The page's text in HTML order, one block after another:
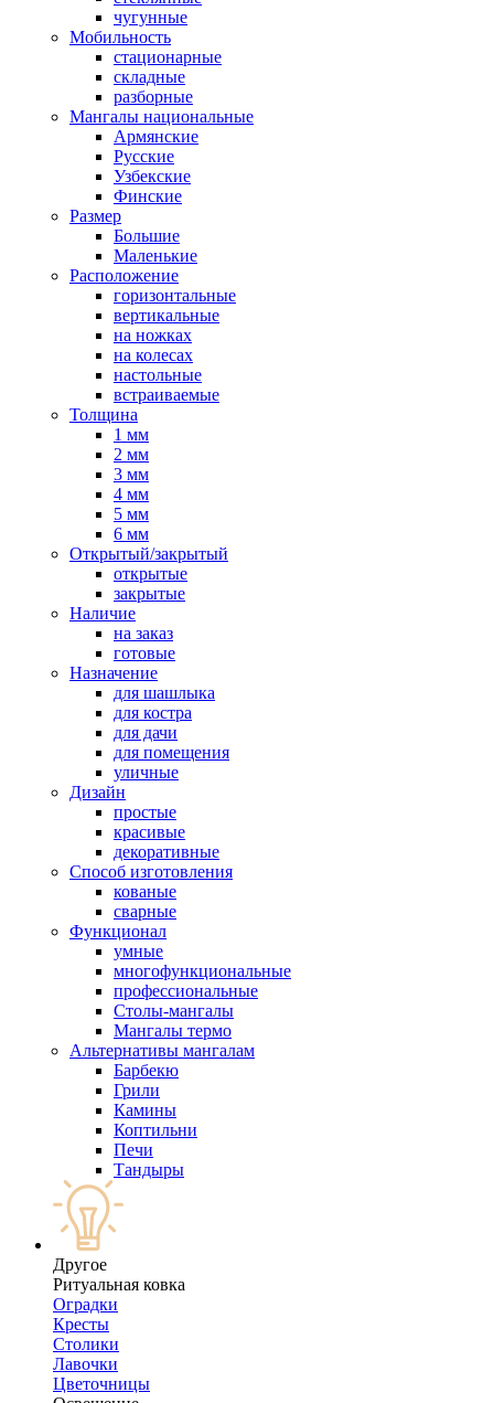
чугунные
Мобильность
стационарные
складные
разборные
Мангалы национальные
Армянские
Русские
Узбекские
Финские
Размер
Большие
Маленькие
Расположение
горизонтальные
вертикальные
на ножках
на колесах
настольные
встраиваемые
Толщина
1 мм
2 мм
3 мм
4 мм
5 мм
6 мм
Открытый/закрытый
открытые
закрытые
Наличие
на заказ
готовые
Назначение
для шашлыка
для костра
для дачи
для помещения
уличные
Дизайн
простые
красивые
декоративные
Способ изготовления
кованые
сварные
Функционал
умные
многофункциональные
профессиональные
Столы-мангалы
Мангалы термо
Альтернативы мангалам
Барбекю
Грили
Камины
Коптильни
Печи
Тандыры
Другое
Ритуальная ковка
Оградки
Кресты
Столики
Лавочки
Цветочницы